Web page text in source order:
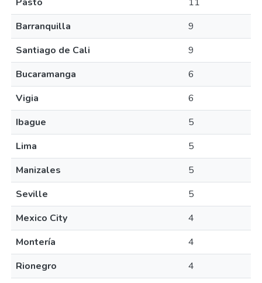
Barranquilla
9
Santiago de Cali
9
Bucaramanga
6
Vigia
6
Ibague
5
Lima
5
Manizales
5
Seville
5
Mexico City
4
Montería
4
Rionegro
4